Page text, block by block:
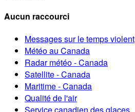
Aucun raccourci
Messages sur le temps violent
Météo au Canada
Radar météo - Canada
Satellite - Canada
Maritime - Canada
Qualité de l'air